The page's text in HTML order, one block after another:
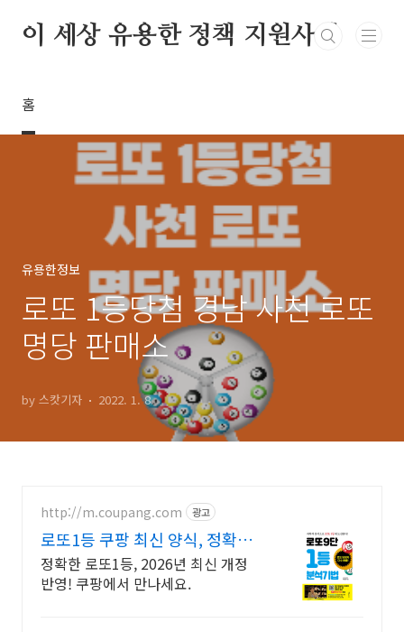
이 세상 유용한 정책 지원사업
홈
유용한정보
로또 1등당첨 경남 사천 로또
명당 판매소
by 스캇기자 2022. 1. 8.
http://m.coupang.com 광고
로또1등 쿠팡 최신 양식, 정확하
게 한번에
정확한 로또1등, 2026년 최신 개정
반영! 쿠팡에서 만나세요.